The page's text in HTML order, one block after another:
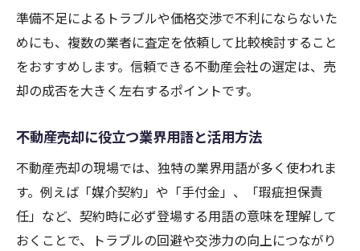
不動産売却時に役立つ安心サポート活用法
売却活動前にしておきたいリスク回避策
不動産売却の安心感を高める手順と工夫
不動産売却で損しないための交渉術と心得
損をしないための不動産売却交渉術
大阪の不動産売却を成功させる心得
不動産売却交渉時のタブーと注意事項
売却交渉を有利に進めるための対策法
準備不足によるトラブルや価格交渉で不利にならないた
めにも、複数の業者に査定を依頼して比較検討すること
をおすすめします。信頼できる不動産会社の選定は、売
却の成否を大きく左右するポイントです。
不動産売却に役立つ業界用語と活用方法
不動産売却の現場では、独特の業界用語が多く使われま
す。例えば「媒介契約」や「手付金」、「瑕疵担保責
任」など、契約時に必ず登場する用語の意味を理解して
おくことで、トラブルの回避や交渉力の向上につながり